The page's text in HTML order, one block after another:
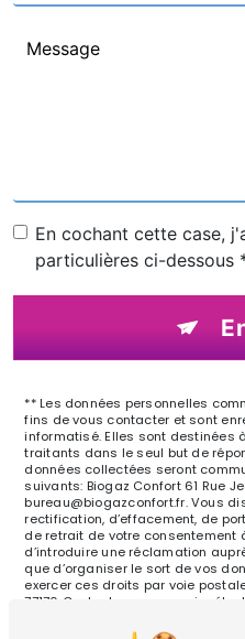
En cochant cette case,
particulières ci-dessous
** Les données personnelles
fins de vous contacter et sont
informatisé. Elles sont destinées
traitants dans le seul but de
données collectées seront
suivants: Biogaz Confort 61 Rue
bureau@biogazconfort.fr. Vous
rectification, d’effacement, de
de retrait de votre consentement
d’introduire une réclamation
que d’organiser le sort de vos
exercer ces droits par voie
77170 Coubert ou par courrier
bureau@biogazconfort.fr. Un
demandé. Nous conservons vos